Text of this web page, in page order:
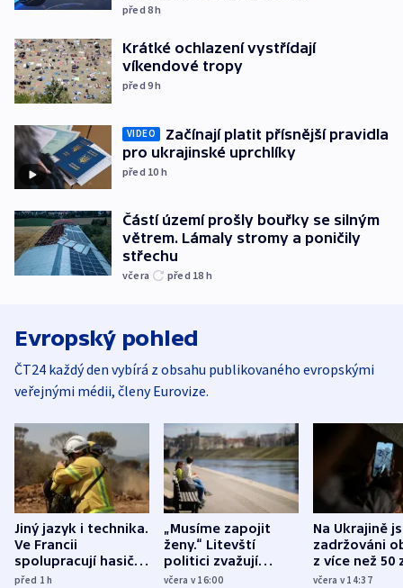
před 8h
Krátké ochlazení vystřídají
víkendové tropy
před 9h
VIDEO
Začínají platit přísnější pravidla
pro ukrajinské uprchlíky
před 10 h
Částí území prošly bouřky se silným
větrem. Lámaly stromy a poničily
střechu
včera před 18 h
Evropský pohled
ČT24 každý den vybírá z obsahu publikovaného evropskými
veřejnými médii, členy Eurovize.
Jiný jazyk i technika.
Ve Francii
spolupracují hasiči z
různých zemí
před 1h
„Musíme zapojit
ženy.“ Litevští
politici zvažují
dohodu o
včera v 16:00
Na Ukrajině
zadržováni
z více než 50
Bojovali na
včera v 14:37